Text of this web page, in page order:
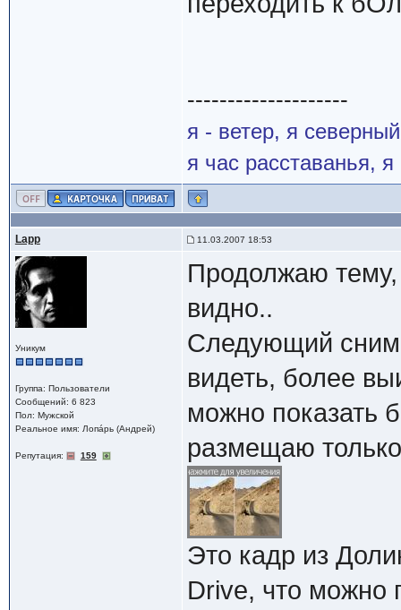
--------------------
я - ветер, я
я час расставанья,
Lapp 11.03.2007 18:53
Уникум
Группа: Пользователи
Сообщений: 6 823
Пол: Мужской
Реальное имя: Лопáрь (Андрей)
Репутация: 159
Продолжаю тему,
видно..
Следующий
видеть, более
можно показать
размещаю
Это кадр из
Drive, что можно